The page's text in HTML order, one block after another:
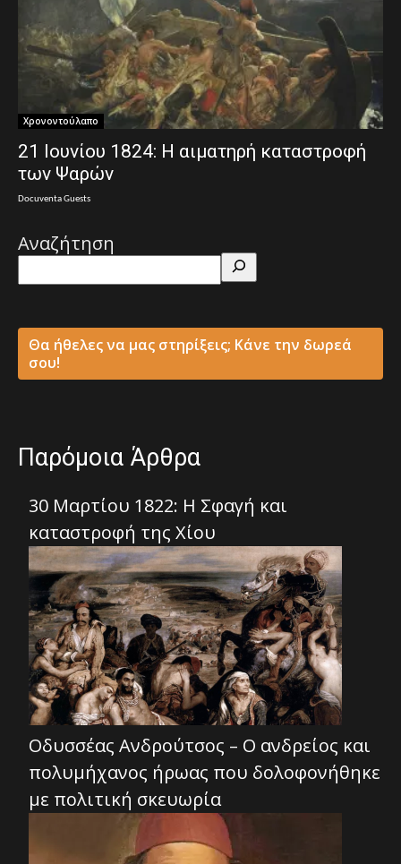
Χρονοντούλαπο
21 Ιουνίου 1824: Η αιματηρή καταστροφή
των Ψαρών
Docuventa Guests
Αναζήτηση
Θα ήθελες να μας στηρίξεις; Κάνε την δωρεά
σου!
Παρόμοια Άρθρα
30 Μαρτίου 1822: Η Σφαγή και
καταστροφή της Χίου
Οδυσσέας Ανδρούτσος – Ο ανδρείος και
πολυμήχανος ήρωας που δολοφονήθηκε
με πολιτική σκευωρία